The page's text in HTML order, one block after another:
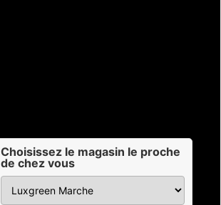
Choisissez le magasin le proche
de chez vous